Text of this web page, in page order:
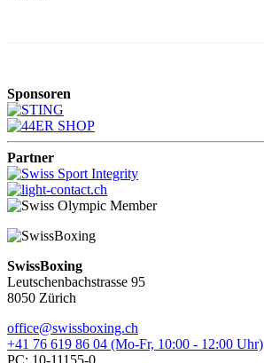
Sponsoren
Partner
SwissBoxing
Leutschenbachstrasse 95
8050 Zürich
office@swissboxing.ch
+41 76 619 86 04 (Mo-Fr, 10:00 - 12:00 Uhr)
PC: 10-11155-0